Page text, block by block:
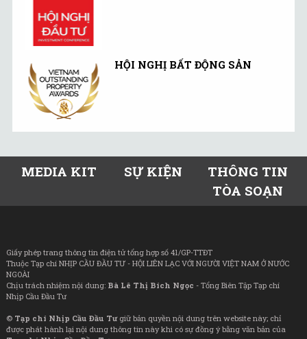
HỘI NGHỊ BẤT ĐỘNG SẢN
MEDIA KIT SỰ KIỆN
THÔNG TIN
TÒA SOẠN
Giấy phép trang thông tin điện tử tổng hợp số 41/GP-TTĐT
Thuộc Tạp chí NHỊP CẦU ĐẦU TƯ - HỘI LIÊN LẠC VỚI NGƯỜI VIỆT NAM Ở NƯỚC
NGOÀI
Chịu trách nhiệm nội dung: Bà Lê Thị Bích Ngọc - Tổng Biên Tập Tạp chí
Nhịp Cầu Đầu Tư
© Tạp chí Nhịp Cầu Đầu Tưgiữ bản quyền nội dung trên website này; chỉ
được phát hành lại nội dung thông tin này khi có sự đồng ý bằng văn bản của